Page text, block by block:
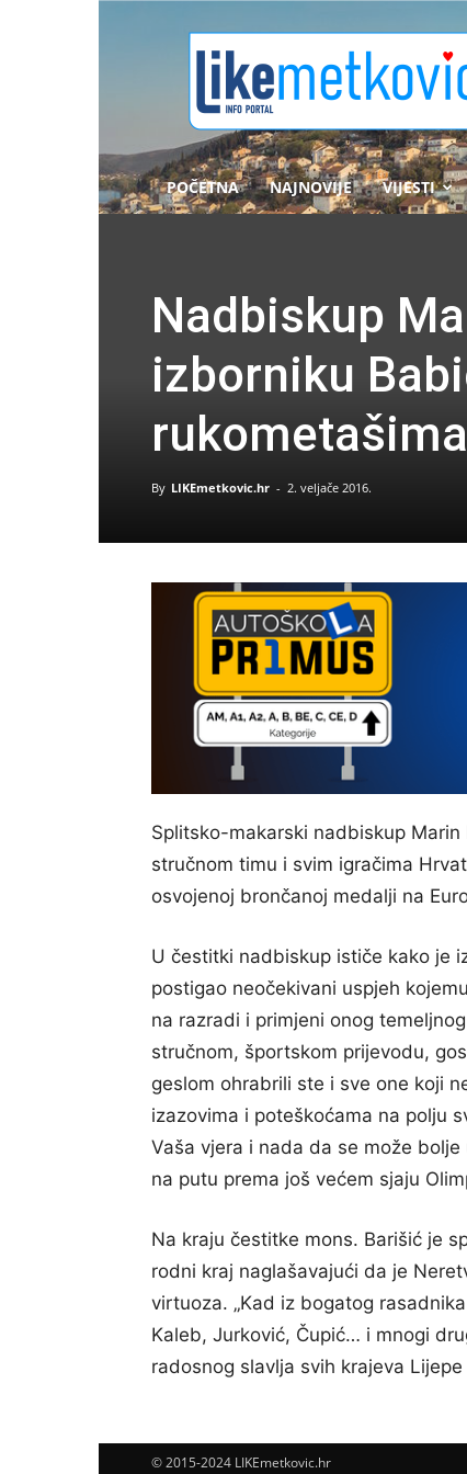
POČETNA NAJNOVIJE VIJESTI
Nadbiskup
izborniku
rukometašima
By LIKEmetkovic.hr - 2. veljače 2016.
Splitsko-makarski nadbiskup
stručnom timu i svim igračima
osvojenoj brončanoj medalji na
U čestitki nadbiskup ističe kako je
postigao neočekivani uspjeh
na razradi i primjeni onog
stručnom, športskom prijevodu,
geslom ohrabrili ste i sve one koji
izazovima i poteškoćama na polju
Vaša vjera i nada da se može bolje
na putu prema još većem sjaju
Na kraju čestitke mons. Barišić je
rodni kraj naglašavajući da je
virtuoza. „Kad iz bogatog
Kaleb, Jurković, Čupić… i mnogi
radosnog slavlja svih krajeva Lijepe
© 2015-2024 LIKEmetkovic.hr